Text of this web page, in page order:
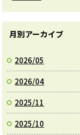
月別アーカイブ
2026/05
2026/04
2025/11
2025/10